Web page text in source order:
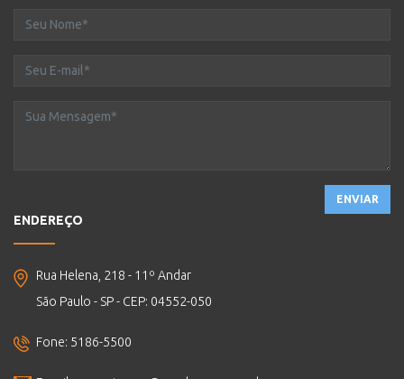
ENVIAR
ENDEREÇO
Rua Helena, 218 - 11º Andar
São Paulo - SP - CEP: 04552-050
Fone: 5186-5500